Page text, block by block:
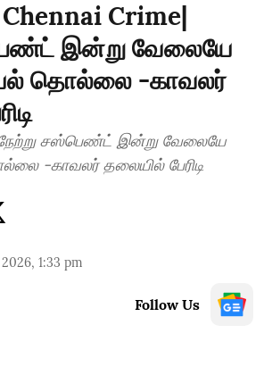
Crime|
இன்று வேலையே
தொல்லை -காவலர்
சஸ்பெண்ட் இன்று வேலையே
-காவலர் தலையில் பேரிடி
1:33 pm
Follow Us